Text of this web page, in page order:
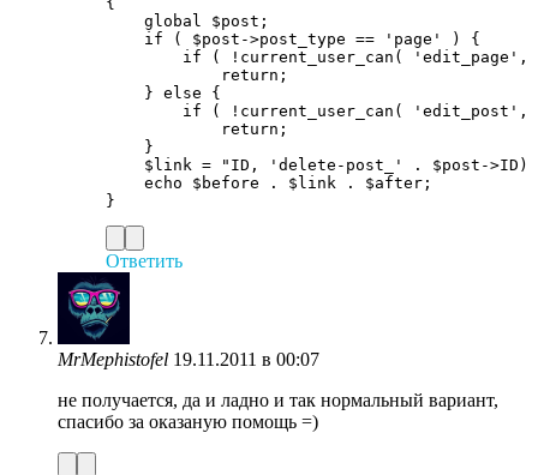
    global $post;
    if ( $post->post_type == 'page' ) {
if ( !current_user_can( 'edit_page',
            return;
    } else {
if ( !current_user_can( 'edit_post',
            return;
    }
$link = "ID, 'delete-post_' . $post-
    echo $before . $link . $after;
Ответить
MrMephistofel 19.11.2011 в 00:07
не получается, да и ладно и так нормальный вариант,
спасибо за оказаную помощь =)